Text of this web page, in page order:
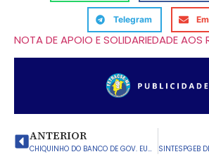
Telegram
NOTA DE APOIO E SOLIDARIEDADE AOS
ANTERIOR
CHIQUINHO DO BANCO DE GOV. EUGÊNIO BARROS AFIRMA NA CÂMARA DE VEREADORES QUE PAGARÁ REAJUSTE DE 33,24% AOS PROFESSORES